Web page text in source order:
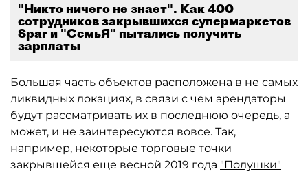
"Никто ничего не знает". Как 400
сотрудников закрывшихся супермаркетов
Spar и "СемьЯ" пытались получить
зарплаты
Большая часть объектов расположена в не самых
ликвидных локациях, в связи с чем арендаторы
будут рассматривать их в последнюю очередь, а
может, и не заинтересуются вовсе. Так,
например, некоторые торговые точки
закрывшейся еще весной 2019 года "Полушки"